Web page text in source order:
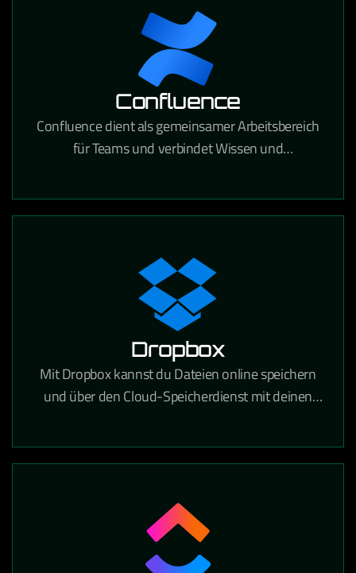
klaren Überblick über Ihren gesamten
Vertriebszyklus.
Confluence
Confluence dient als gemeinsamer Arbeitsbereich
für Teams und verbindet Wissen und
verschiedene Projekte oder Ideen entwickeln,
Dropbox
Mit Dropbox kannst du Dateien online speichern
und über den Cloud-Speicherdienst mit deinen
und die Sicherheit von Dropbox.